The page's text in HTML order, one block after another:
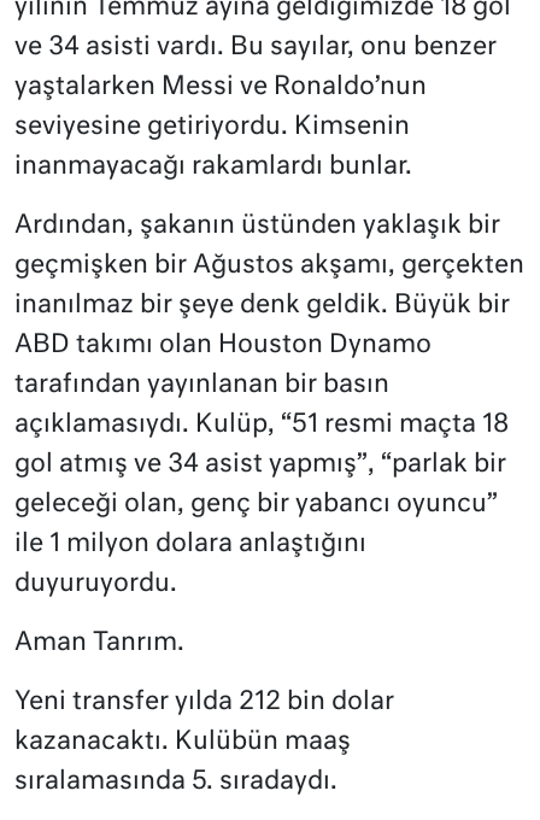
yılının Temmuz ayına geldiğimizde 18 gol
ve 34 asisti vardı. Bu sayılar, onu benzer
yaştalarken Messi ve Ronaldo’nun
seviyesine getiriyordu. Kimsenin
inanmayacağı rakamlardı bunlar.
Ardından, şakanın üstünden yaklaşık bir
geçmişken bir Ağustos akşamı, gerçekten
inanılmaz bir şeye denk geldik. Büyük bir
ABD takımı olan Houston Dynamo
tarafından yayınlanan bir basın
açıklamasıydı. Kulüp, “51 resmi maçta 18
gol atmış ve 34 asist yapmış”, “parlak bir
geleceği olan, genç bir yabancı oyuncu”
ile 1 milyon dolara anlaştığını
duyuruyordu.
Aman Tanrım.
Yeni transfer yılda 212 bin dolar
kazanacaktı. Kulübün maaş
sıralamasında 5. sıradaydı.